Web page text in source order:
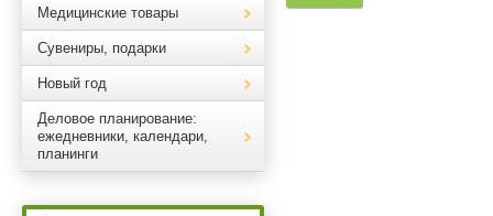
Медицинские товары
Сувениры, подарки
Новый год
Деловое планирование:
ежедневники, календари,
планинги